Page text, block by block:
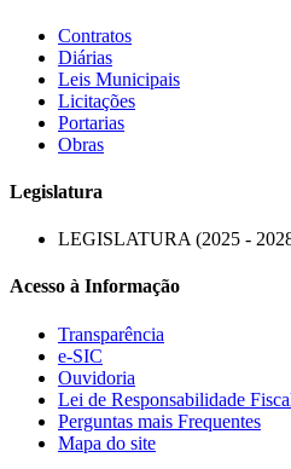
Contratos
Diárias
Leis Municipais
Licitações
Portarias
Obras
Legislatura
LEGISLATURA (2025 -
Acesso à Informação
Transparência
e-SIC
Ouvidoria
Lei de Responsabilidade
Perguntas mais Frequentes
Mapa do site